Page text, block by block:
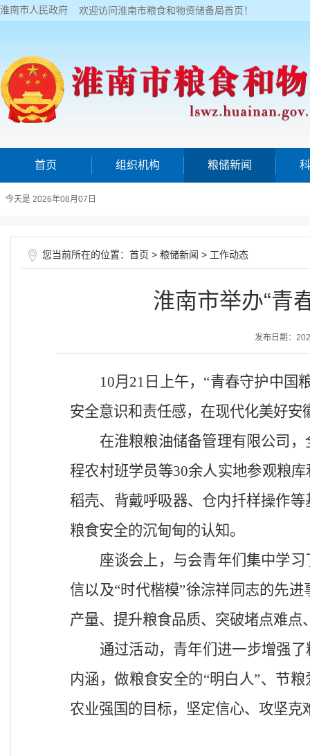
淮南市人民政府 欢迎访问淮南市粮食和物资储备局首页！
首页 组织机构 粮储新闻
今天是 2026年08月07日
您当前所在的位置： 首页 > 粮储新闻 > 工作动态
淮南市举办“青
发布日期：
10月21日上午，“青春守护中国
安全意识和责任感，在现代化美好
在淮粮粮油储备管理有限公司
程农村班学员等30余人实地参观粮
稻壳、背戴呼吸器、仓内扦样操作
粮食安全的沉甸甸的认知。
座谈会上，与会青年们集中学
信以及“时代楷模”徐淙祥同志的先
产量、提升粮食品质、突破堵点难
通过活动，青年们进一步增强
内涵，做粮食安全的“明白人”、节
农业强国的目标，坚定信心、攻坚